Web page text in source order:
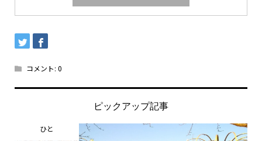
コメント: 0
ピックアップ記事
ひと